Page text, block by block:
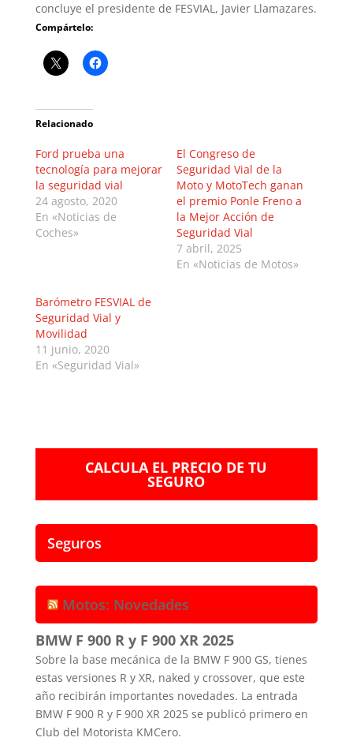
concluye el presidente de FESVIAL, Javier Llamazares.
Compártelo:
Relacionado
Ford prueba una
tecnología para mejorar
la seguridad vial
24 agosto, 2020
En «Noticias de
Coches»
El Congreso de
Seguridad Vial de la
Moto y MotoTech ganan
el premio Ponle Freno a
la Mejor Acción de
Seguridad Vial
7 abril, 2025
En «Noticias de Motos»
Barómetro FESVIAL de
Seguridad Vial y
Movilidad
11 junio, 2020
En «Seguridad Vial»
CALCULA EL PRECIO DE TU
SEGURO
Seguros
Motos: Novedades
BMW F 900 R y F 900 XR 2025
Sobre la base mecánica de la BMW F 900 GS, tienes
estas versiones R y XR, naked y crossover, que este
año recibirán importantes novedades. La entrada
BMW F 900 R y F 900 XR 2025 se publicó primero en
Club del Motorista KMCero.